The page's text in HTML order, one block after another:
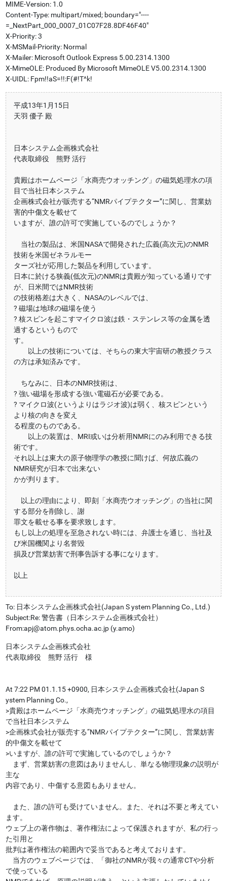
MIME-Version: 1.0
Content-Type: multipart/mixed; boundary="----
=_NextPart_000_0007_01C07F28.8DF46F40"
X-Priority: 3
X-MSMail-Priority: Normal
X-Mailer: Microsoft Outlook Express 5.00.2314.1300
X-MimeOLE: Produced By Microsoft MimeOLE V5.00.2314.1300
X-UIDL: Fpm!!aS=!!:F(#!T^k!
平成13年1月15日
天羽 優子 殿
日本システム企画株式会社
代表取締役 熊野 活行
貴殿はホームページ「水商売ウオッチング」の磁気処理水の項
目で当社日本システム
企画株式会社が販売する“NMRパイプテクター”に関し、営業妨
害的中傷文を載せて
いますが、誰の許可で実施しているのでしょうか？
当社の製品は、米国NASAで開発された広義(高次元)のNMR
技術を米国ゼネラルモー
ターズ社が応用した製品を利用しています。
日本に於ける狭義(低次元)のNMRは貴殿が知っている通りです
が、日米間ではNMR技術
の技術格差は大きく、NASAのレベルでは、
? 磁場は地球の磁場を使う
? 核スピンを起こすマイクロ波は鉄・ステンレス等の金属を透
過するというもので
す。
以上の技術については、そちらの東大宇宙研の教授クラス
の方は承知済みです。
ちなみに、日本のNMR技術は、
? 強い磁場を形成する強い電磁石が必要である。
? マイクロ波(というよりはラジオ波)は弱く、核スピンという
より核の向きを変え
る程度のものである。
以上の装置は、MRI或いは分析用NMRにのみ利用できる技
術です。
それ以上は東大の原子物理学の教授に聞けば、何故広義の
NMR研究が日本で出来ない
かが判ります。
以上の理由により、即刻「水商売ウオッチング」の当社に関
する部分を削除し、謝
罪文を載せる事を要求致します。
もし以上の処理を至急されない時には、弁護士を通じ、当社及
び米国機関より名誉毀
損及び営業妨害で刑事告訴する事になります。
以上
To: 日本システム企画株式会社(Japan S ystem Planning Co., Ltd.)
Subject:Re: 警告書（日本システム企画株式会社）
From:apj@atom.phys.ocha.ac.jp (y.amo)
日本システム企画株式会社
代表取締役 熊野 活行 様
At 7:22 PM 01.1.15 +0900, 日本システム企画株式会社(Japan S
ystem Planning Co.,
>貴殿はホームページ「水商売ウオッチング」の磁気処理水の項目
で当社日本システム
>企画株式会社が販売する“NMRパイプテクター”に関し、営業妨害
的中傷文を載せて
>いますが、誰の許可で実施しているのでしょうか？
まず、営業妨害の意図はありませんし、単なる物理現象の説明が
主な
内容であり、中傷する意図もありません。
また、誰の許可も受けていません。また、それは不要と考えてい
ます。
ウェブ上の著作物は、著作権法によって保護されますが、私の行っ
た引用と
批判は著作権法の範囲内で妥当であると考えております。
当方のウェブページでは、「御社のNMRが我々の通常CTや分析
で使っている